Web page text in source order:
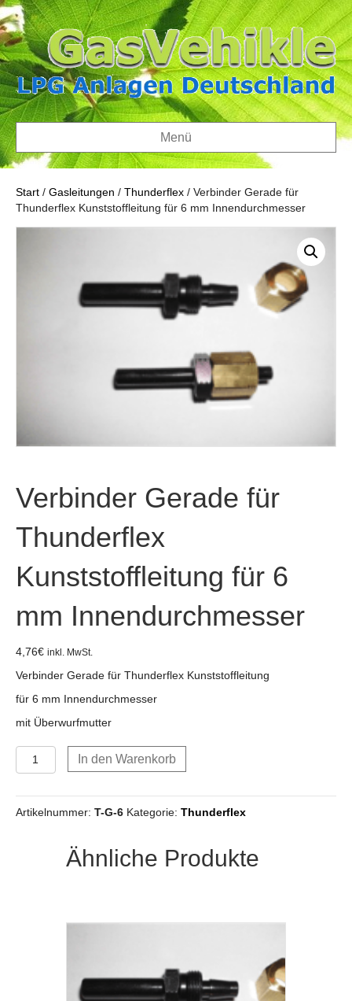
Menü
Start / Gasleitungen / Thunderflex / Verbinder Gerade für
Thunderflex Kunststoffleitung für 6 mm Innendurchmesser
Verbinder Gerade für
Thunderflex
Kunststoffleitung für 6
mm Innendurchmesser
4,76€ inkl. MwSt.
Verbinder Gerade für Thunderflex Kunststoffleitung
für 6 mm Innendurchmesser
mit Überwurfmutter
Verbinder
Gerade
Thunderflex
Kunststoffleitung
In den Warenkorb
Artikelnummer: T-G-6 Kategorie: Thunderflex
Ähnliche Produkte